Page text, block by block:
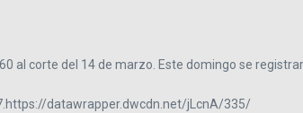
al corte del 14 de marzo. Este domingo se
datawrapper.dwcdn.net/jLcnA/335/